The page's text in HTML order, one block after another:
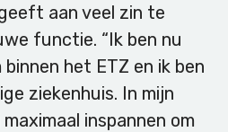
aan veel zin te
functie. “Ik ben nu
het ETZ en ik ben
ziekenhuis. In mijn
inspannen om